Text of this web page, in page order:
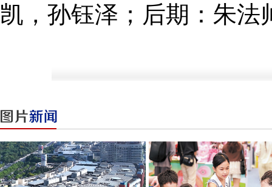
凯，孙钰泽；后期：朱法